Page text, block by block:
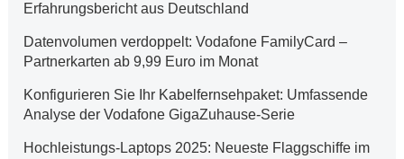
Erfahrungsbericht aus Deutschland
Datenvolumen verdoppelt: Vodafone FamilyCard –
Partnerkarten ab 9,99 Euro im Monat
Konfigurieren Sie Ihr Kabelfernsehpaket: Umfassende
Analyse der Vodafone GigaZuhause-Serie
Hochleistungs-Laptops 2025: Neueste Flaggschiffe im